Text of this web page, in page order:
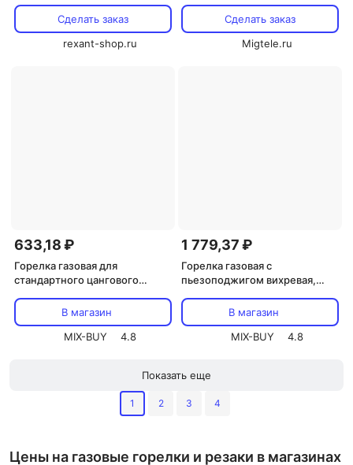
Сделать заказ
rexant-shop.ru
Сделать заказ
Migtele.ru
633,18 ₽
Горелка газовая для
стандартного цангового
В магазин
MIX-BUY
4.8
1 779,37 ₽
Горелка газовая с
пьезоподжигом вихревая,
В магазин
MIX-BUY
4.8
Показать еще
1 2 3 4
Цены на газовые горелки и резаки в магазинах